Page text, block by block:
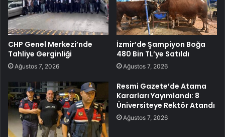
CHP Genel Merkezi’nde
Tahliye Gerginliği
Ağustos 7, 2026
İzmir’de Şampiyon Boğa
480 Bin TL’ye Satıldı
Ağustos 7, 2026
Resmi Gazete’de Atama
Kararları Yayımlandı: 8
Üniversiteye Rektör Atandı
Ağustos 7, 2026